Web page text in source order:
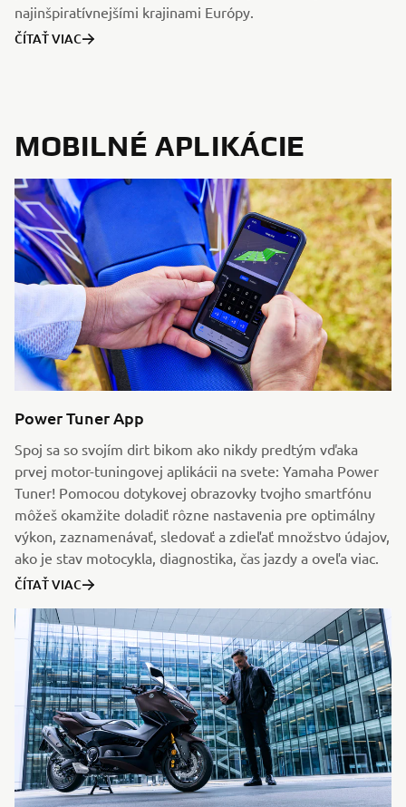
najinšpiratívnejšími krajinami Európy.
ČÍTAŤ VIAC
MOBILNÉ APLIKÁCIE
Power Tuner App
Spoj sa so svojím dirt bikom ako nikdy predtým vďaka
prvej motor-tuningovej aplikácii na svete: Yamaha Power
Tuner! Pomocou dotykovej obrazovky tvojho smartfónu
môžeš okamžite doladiť rôzne nastavenia pre optimálny
výkon, zaznamenávať, sledovať a zdieľať množstvo údajov,
ako je stav motocykla, diagnostika, čas jazdy a oveľa viac.
ČÍTAŤ VIAC